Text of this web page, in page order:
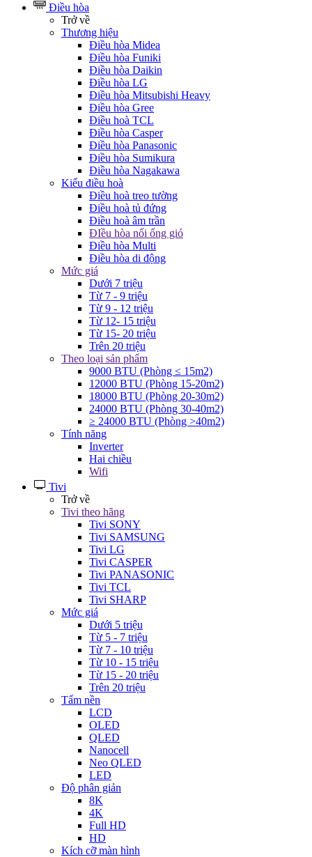
Điều hòa
Trở về
Thương hiệu
Điều hòa Midea
Điều hòa Funiki
Điều hòa Daikin
Điều hòa LG
Điều hòa Mitsubishi Heavy
Điều hòa Gree
Điều hoà TCL
Điều hòa Casper
Điều hòa Panasonic
Điều hòa Sumikura
Điều hòa Nagakawa
Kiểu điều hoà
Điều hoà treo tường
Điều hoà tủ đứng
Điều hoà âm trần
ĐIều hòa nối ống gió
Điều hòa Multi
Điều hòa di động
Mức giá
Dưới 7 triệu
Từ 7 - 9 triệu
Từ 9 - 12 triệu
Từ 12- 15 triệu
Từ 15- 20 triệu
Trên 20 triệu
Theo loại sản phẩm
9000 BTU (Phòng ≤ 15m2)
12000 BTU (Phòng 15-20m2)
18000 BTU (Phòng 20-30m2)
24000 BTU (Phòng 30-40m2)
≥ 24000 BTU (Phòng >40m2)
Tính năng
Inverter
Hai chiều
Wifi
Tivi
Trở về
Tivi theo hãng
Tivi SONY
Tivi SAMSUNG
Tivi LG
Tivi CASPER
Tivi PANASONIC
Tivi TCL
Tivi SHARP
Mức giá
Dưới 5 triệu
Từ 5 - 7 triệu
Từ 7 - 10 triệu
Từ 10 - 15 triệu
Từ 15 - 20 triệu
Trên 20 triệu
Tấm nền
LCD
OLED
QLED
Nanocell
Neo QLED
LED
Độ phân giản
8K
4K
Full HD
HD
Kích cỡ màn hình